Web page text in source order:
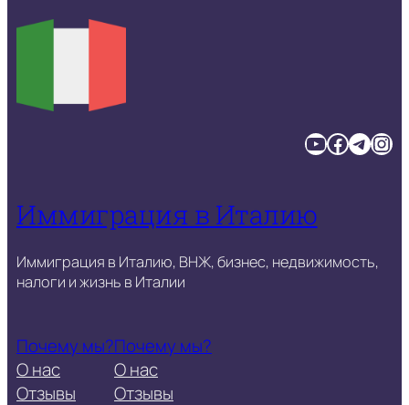
YouTube Facebook TelegramInstagram
Иммиграция в Италию
Иммиграция в Италию, ВНЖ, бизнес, недвижимость,
налоги и жизнь в Италии
Почему мы?
О нас
Отзывы
Почему мы?
О нас
Отзывы